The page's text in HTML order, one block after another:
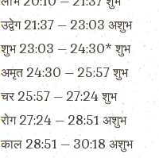
उद्वेग 21:37 – 23:03 अशुभ
शुभ 23:03 – 24:30* शुभ
अमृत 24:30 – 25:57 शुभ
चर 25:57 – 27:24 शुभ
रोग 27:24 – 28:51 अशुभ
काल 28:51 – 30:18 अशुभ